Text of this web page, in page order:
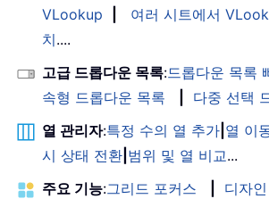
VLookup
여러 시트에서
치....
고급 드롭다운 목록:드롭다운 목록
속형 드롭다운 목록
다중 선택
열 관리자:특정 수의 열 추가 열 이
시 상태 전환 범위 및 열 비교...
주요 기능:그리드 포커스 디자